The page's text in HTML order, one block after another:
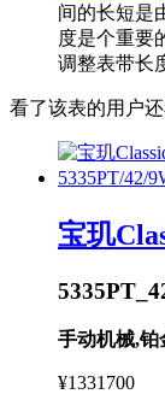
间的长短是
度是个重要
调整表带长
看了该表的用户
宝玑
手动机械,铂
¥1331700